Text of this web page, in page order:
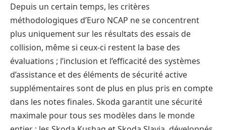
Depuis un certain temps, les critères
méthodologiques d’Euro NCAP ne se concentrent
plus uniquement sur les résultats des essais de
collision, même si ceux-ci restent la base des
évaluations ; l’inclusion et l’efficacité des systèmes
d’assistance et des éléments de sécurité active
supplémentaires sont de plus en plus pris en compte
dans les notes finales. Skoda garantit une sécurité
maximale pour tous ses modèles dans le monde